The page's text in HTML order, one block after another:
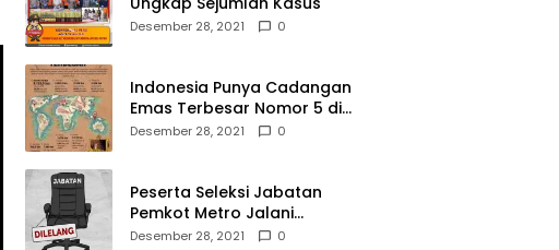
Desember 28, 2021 0
Indonesia Punya Cadangan
Emas Terbesar Nomor 5 di
Dunia, Ini Lokasinya dari
Desember 28, 2021 0
Peserta Seleksi Jabatan
Pemkot Metro Jalani
Assesment di Mabes Polri
Desember 28, 2021 0